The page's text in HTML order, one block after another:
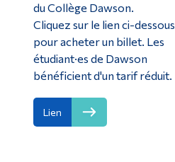
du Collège Dawson.
Cliquez sur le lien ci-dessous
pour acheter un billet. Les
étudiant·es de Dawson
bénéficient d'un tarif réduit.
Lien